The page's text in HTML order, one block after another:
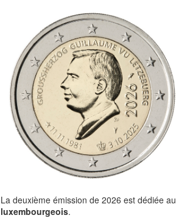
La deuxième émission de 2026 est dédiée au
luxembourgeois.